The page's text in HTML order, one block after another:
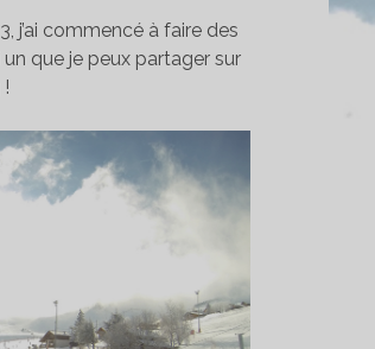
j’ai commencé à faire des
que je peux partager sur